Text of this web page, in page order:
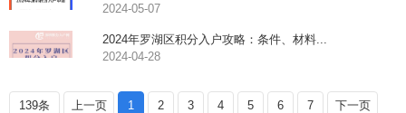
2024-05-07
2024年罗湖区积分入户攻略：条件、材料...
2024-04-28
139条 上一页 1 2 3 4 5 6 7 下一页